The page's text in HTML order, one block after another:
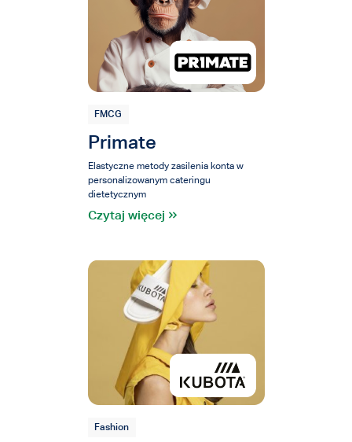
FMCG
Primate
Elastyczne metody zasilenia konta w
personalizowanym cateringu
dietetycznym
Czytaj więcej
Fashion